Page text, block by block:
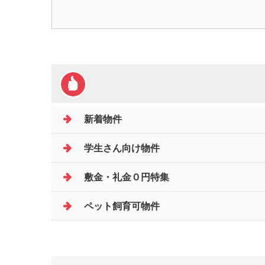
新着物件
学生さん向け物件
敷金・礼金０円特集
ペット飼育可物件